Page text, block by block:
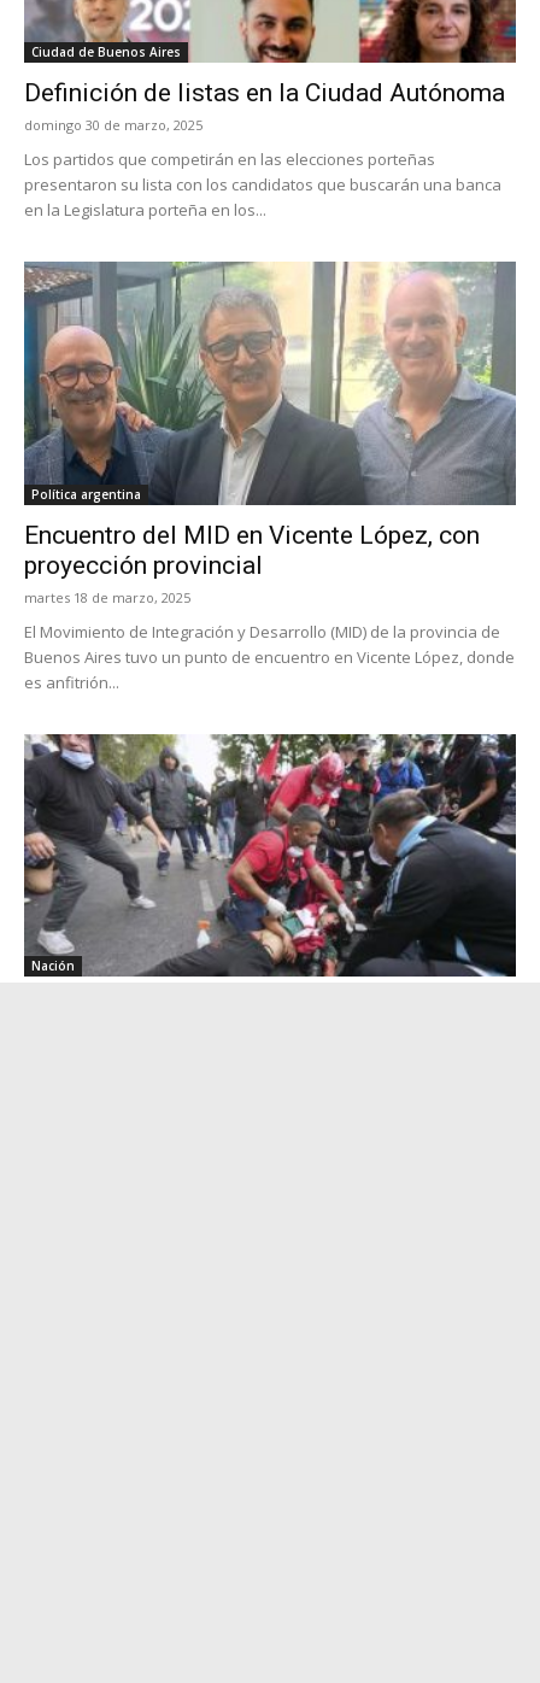
Ciudad de Buenos Aires
Definición de listas en la Ciudad Autónoma
domingo 30 de marzo, 2025
Los partidos que competirán en las elecciones porteñas
presentaron su lista con los candidatos que buscarán una banca
en la Legislatura porteña en los...
Política argentina
Encuentro del MID en Vicente López, con
proyección provincial
martes 18 de marzo, 2025
El Movimiento de Integración y Desarrollo (MID) de la provincia de
Buenos Aires tuvo un punto de encuentro en Vicente López, donde
es anfitrión...
Nación